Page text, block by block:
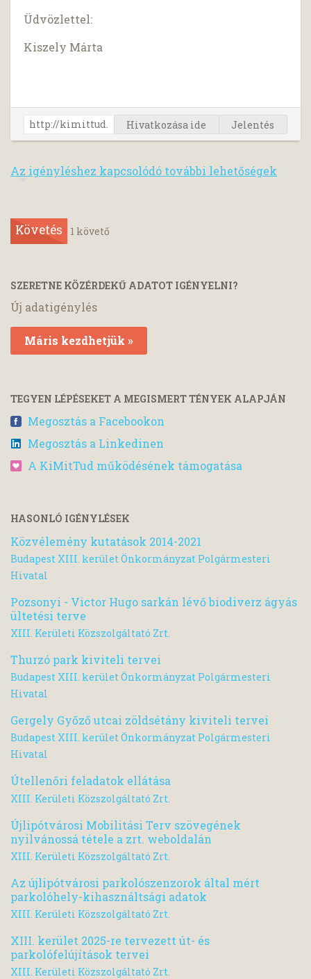
Üdvözlettel:
Kiszely Márta
Hivatkozása ide Jelentés
Az igényléshez kapcsolódó további lehetőségek
Követés 1 követő
SZERETNE KÖZÉRDEKŰ ADATOT IGÉNYELNI?
Új adatigénylés
Máris kezdhetjük »
TEGYEN LÉPÉSEKET A MEGISMERT TÉNYEK ALAPJÁN
Megosztás a Facebookon
Megosztás a Linkedinen
A KiMitTud működésének támogatása
HASONLÓ IGÉNYLÉSEK
Közvélemény kutatások 2014-2021
Budapest XIII. kerület Önkormányzat Polgármesteri
Hivatal
Pozsonyi - Victor Hugo sarkán lévő biodiverz ágyás
ültetési terve
XIII. Kerületi Közszolgáltató Zrt.
Thurzó park kiviteli tervei
Budapest XIII. kerület Önkormányzat Polgármesteri
Hivatal
Gergely Győző utcai zöldsétány kiviteli tervei
Budapest XIII. kerület Önkormányzat Polgármesteri
Hivatal
Útellenőri feladatok ellátása
XIII. Kerületi Közszolgáltató Zrt.
Újlipótvárosi Mobilitási Terv szövegének
nyilvánossá tétele a zrt. weboldalán
XIII. Kerületi Közszolgáltató Zrt.
Az újlipótvárosi parkolószenzorok által mért
parkolóhely-kihasználtsági adatok
XIII. Kerületi Közszolgáltató Zrt.
XIII. kerület 2025-re tervezett út- és
parkolófelújítások tervei
XIII. Kerületi Közszolgáltató Zrt.